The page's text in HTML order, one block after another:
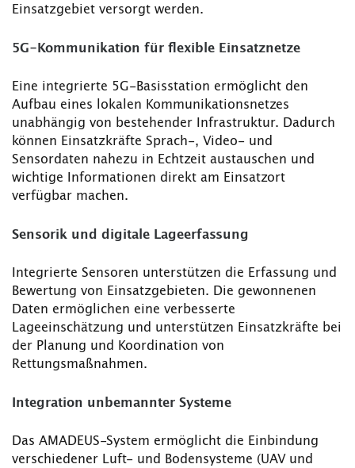
Einsatzgebiet versorgt werden.
5G-Kommunikation für flexible Einsatznetze
Eine integrierte 5G-Basisstation ermöglicht den
Aufbau eines lokalen Kommunikationsnetzes
unabhängig von bestehender Infrastruktur. Dadurch
können Einsatzkräfte Sprach-, Video- und
Sensordaten nahezu in Echtzeit austauschen und
wichtige Informationen direkt am Einsatzort
verfügbar machen.
Sensorik und digitale Lageerfassung
Integrierte Sensoren unterstützen die Erfassung und
Bewertung von Einsatzgebieten. Die gewonnenen
Daten ermöglichen eine verbesserte
Lageeinschätzung und unterstützen Einsatzkräfte bei
der Planung und Koordination von
Rettungsmaßnahmen.
Integration unbemannter Systeme
Das AMADEUS-System ermöglicht die Einbindung
verschiedener Luft- und Bodensysteme (UAV und